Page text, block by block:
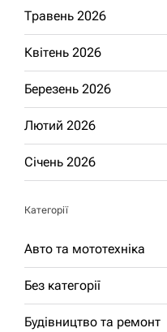
Травень 2026
Квітень 2026
Березень 2026
Лютий 2026
Січень 2026
Категорії
Авто та мототехніка
Без категорії
Будівництво та ремонт